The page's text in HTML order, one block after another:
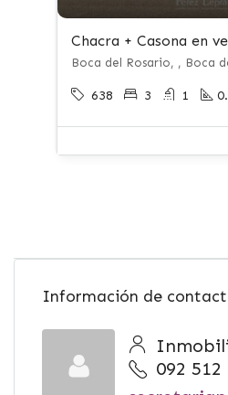
Boca del Rosario, , Boca
638 3 1
Información de
092 512